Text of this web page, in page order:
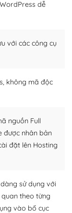
cộng đồng
và tìm
hỗ trợ bạn
vào
cần thiết. Có
dễ
với các công cụ
không mã độc
nguồn Full
được nhân bản
đặt lên Hosting
sử dụng với
theo từng
vào bố cục